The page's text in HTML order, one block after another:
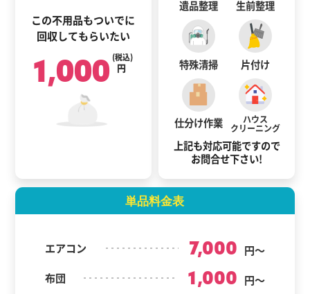
この不用品もついでに
回収してもらいたい
1,000 円
(税込)
遺品整理 生前整理
特殊清掃 片付け
仕分け作業 ハウス
クリーニング
上記も対応可能ですので
お問合せ下さい!
単品料金表
エアコン 7,000 円～
布団
1,000 円～